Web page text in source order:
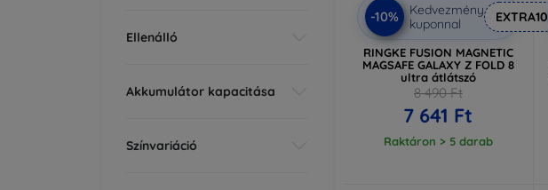
Ellenálló
Akkumulátor kapacitása
Színvariáció
-10%
Kedvezmény
kuponnal
EXTRA10
RINGKE FUSION MAGNETIC
MAGSAFE GALAXY Z FOLD 8
ultra átlátszó
8 490 Ft
7 641 Ft
Raktáron > 5 darab